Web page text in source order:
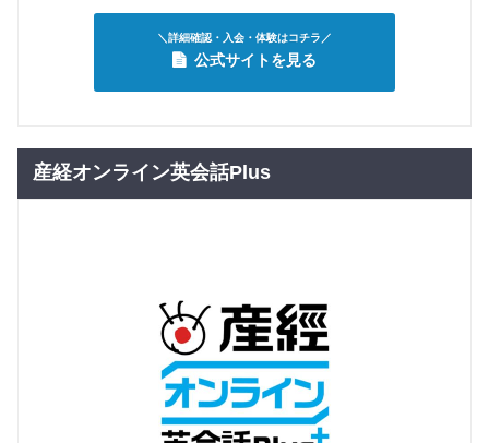
＼詳細確認・入会・体験はコチラ／
公式サイトを見る
産経オンライン英会話Plus